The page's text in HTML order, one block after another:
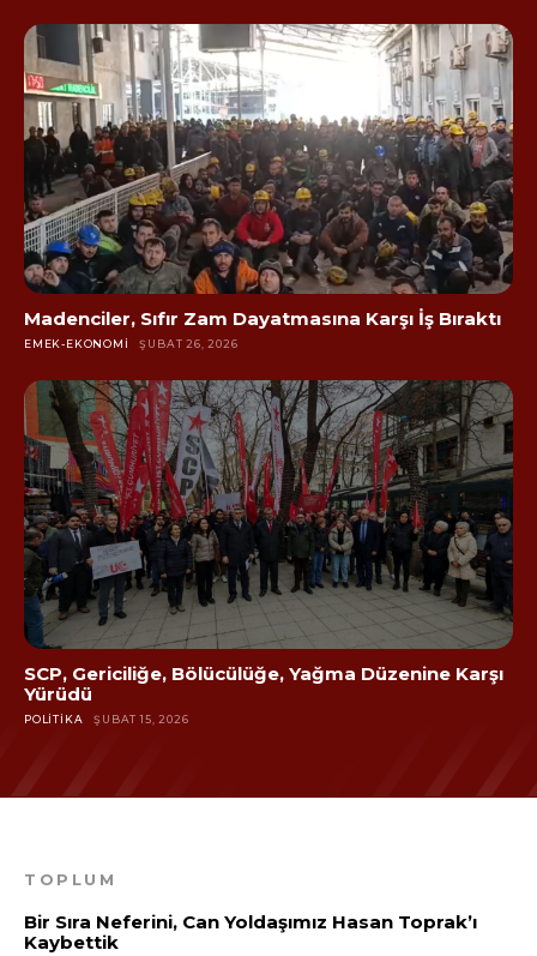
Madenciler, Sıfır Zam Dayatmasına Karşı İş Bıraktı
EMEK-EKONOMI ŞUBAT 26, 2026
SCP, Gericiliğe, Bölücülüğe, Yağma Düzenine Karşı
Yürüdü
POLITIKA ŞUBAT 15, 2026
TOPLUM
Bir Sıra Neferini, Can Yoldaşımız Hasan Toprak’ı
Kaybettik